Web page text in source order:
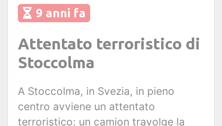
9 anni fa
Attentato terroristico di
Stoccolma
A Stoccolma, in Svezia, in pieno
centro avviene un attentato
terroristico: un camion travolge la